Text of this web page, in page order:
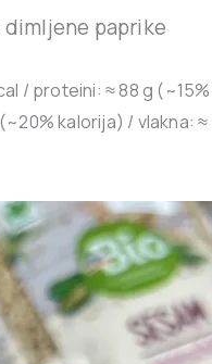
dimljene paprike
/ proteini: ≈ 88 g (~15%
(~20% kalorija) / vlakna: ≈